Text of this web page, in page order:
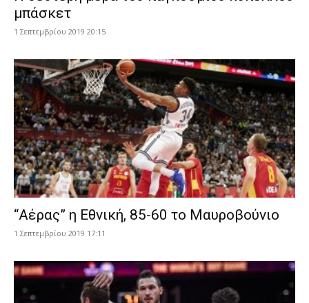
μπάσκετ
1 Σεπτεμβρίου 2019 20:15
“Αέρας” η Εθνική, 85-60 το Μαυροβούνιο
1 Σεπτεμβρίου 2019 17:11